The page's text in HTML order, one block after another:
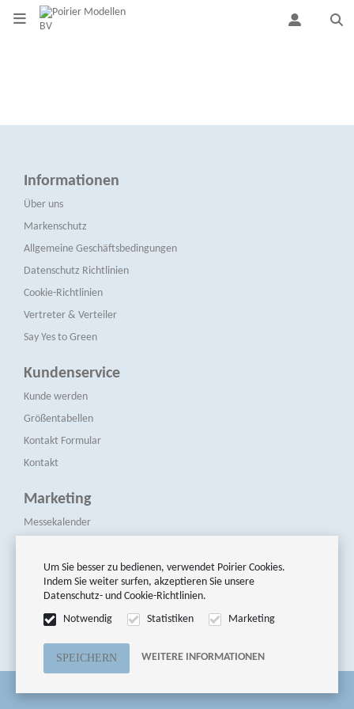
Um Sie besser zu bedienen, verwendet Poirier Cookies.
Indem Sie weiter surfen, akzeptieren Sie unsere
Datenschutz- und Cookie-Richtlinien.
Notwendig
Statistiken Marketing
WEITERE INFORMATIONEN
Informationen
Über uns
Markenschutz
Allgemeine Geschäftsbedingungen
Datenschutz Richtlinien
Cookie-Richtlinien
Vertreter & Verteiler
Say Yes to Green
Kundenservice
Kunde werden
Größentabellen
Kontakt Formular
Kontakt
Marketing
Messekalender
Newsletters
Folge uns